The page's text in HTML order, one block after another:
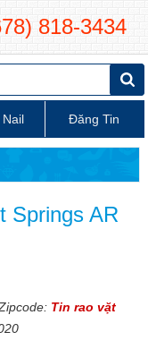
818-3434
Nail Đăng Tin
Springs AR
Tin rao vặt